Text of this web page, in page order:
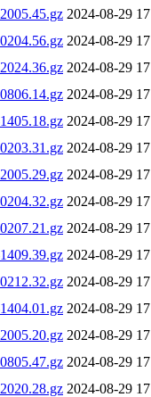
2024-08-29
2024-08-29
2024-08-29
2024-08-29
2024-08-29
2024-08-29
2024-08-29
2024-08-29
2024-08-29
2024-08-29
2024-08-29
2024-08-29
2024-08-29
2024-08-29
2024-08-29